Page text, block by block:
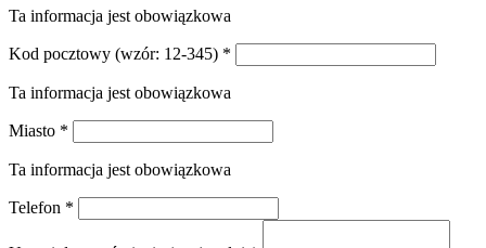
Ta informacja jest obowiązkowa
Kod pocztowy (wzór: 12-345) *
Ta informacja jest obowiązkowa
Miasto *
Ta informacja jest obowiązkowa
Telefon *